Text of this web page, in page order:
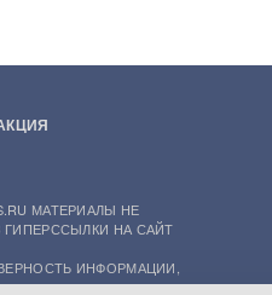
МАТЕРИАЛЫ НЕ
НА САЙТ
ИНФОРМАЦИИ,